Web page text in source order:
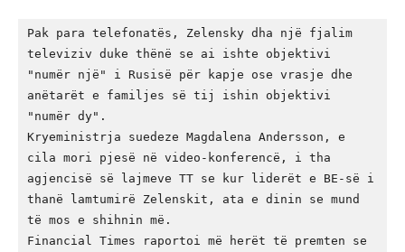
Pak para telefonatës, Zelensky dha një fjalim
televiziv duke thënë se ai ishte objektivi
"numër një" i Rusisë për kapje ose vrasje dhe
anëtarët e familjes së tij ishin objektivi
"numër dy".
Kryeministrja suedeze Magdalena Andersson, e
cila mori pjesë në video-konferencë, i tha
agjencisë së lajmeve TT se kur liderët e BE-së i
thanë lamtumirë Zelenskit, ata e dinin se mund
të mos e shihnin më.
Financial Times raportoi më herët të premten se